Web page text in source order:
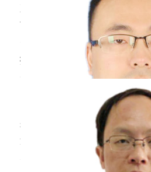
双乳疼痛一般和乳腺增生有
认为与内分泌紊乱导致雌性
人生存外部环境、工作及生
各种压力造成神经精神因素
发生改变，从而影响内分泌
素分泌出现异常，当雌性激
分泌减少时便可使乳腺增生
织增生，引起双乳疼痛。
扭头后背 疼痛是什么原因
宜春市人民医院
三甲
扭头后背疼痛，需要考虑以
过于急促，导致颈背部的肌
疼痛，要给予局部按摩、
作过于剧烈，导致颈椎关